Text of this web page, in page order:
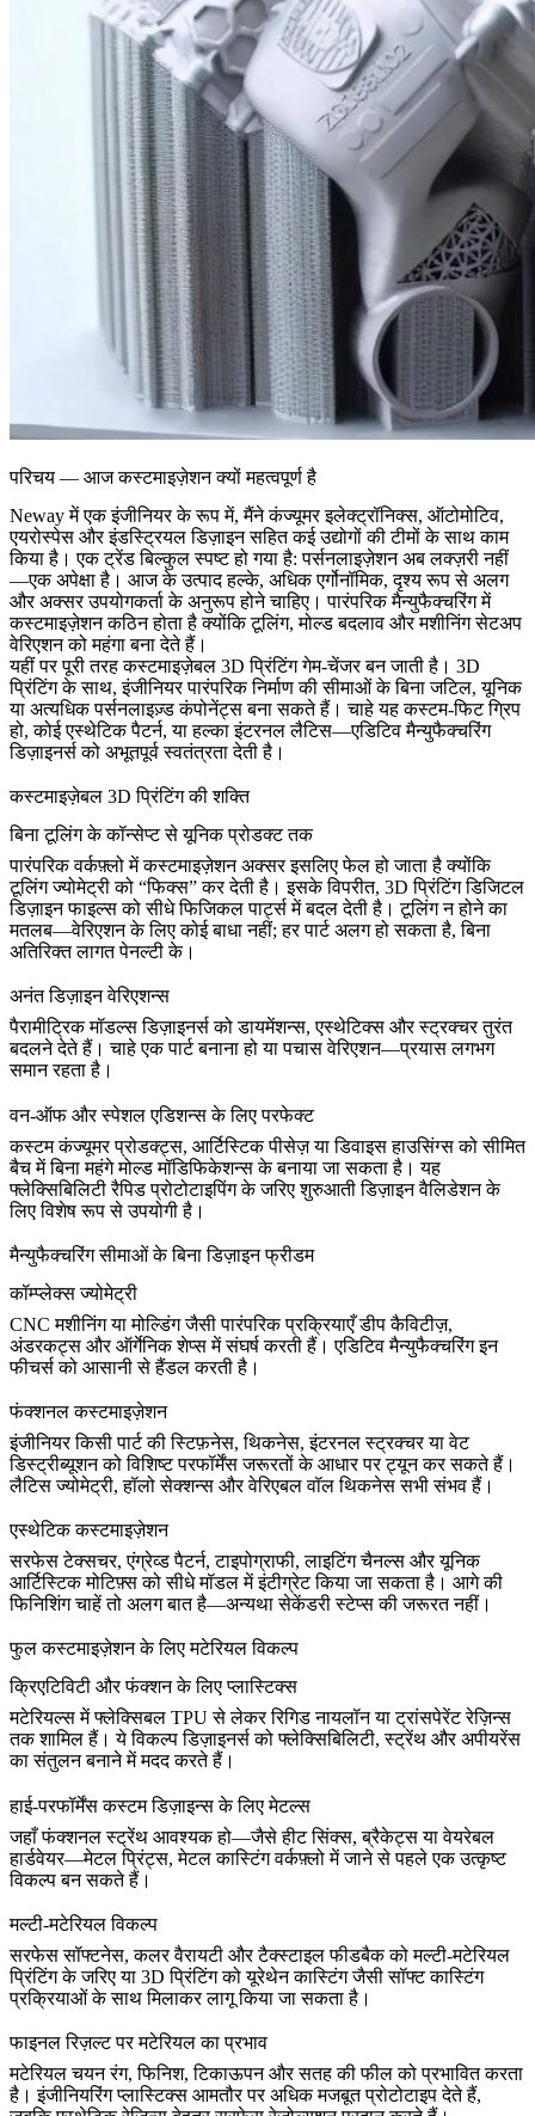
परिचय — आज कस्टमाइज़ेशन क्यों महत्वपूर्ण है
Neway में एक इंजीनियर के रूप में, मैंने कंज्यूमर इलेक्ट्रॉनिक्स, ऑटोमोटिव,
एयरोस्पेस और इंडस्ट्रियल डिज़ाइन सहित कई उद्योगों की टीमों के साथ काम
किया है। एक ट्रेंड बिल्कुल स्पष्ट हो गया है: पर्सनलाइज़ेशन अब लक्ज़री नहीं
—एक अपेक्षा है। आज के उत्पाद हल्के, अधिक एर्गोनॉमिक, दृश्य रूप से अलग
और अक्सर उपयोगकर्ता के अनुरूप होने चाहिए। पारंपरिक मैन्युफैक्चरिंग में
कस्टमाइज़ेशन कठिन होता है क्योंकि टूलिंग, मोल्ड बदलाव और मशीनिंग सेटअप
वेरिएशन को महंगा बना देते हैं।
यहीं पर पूरी तरह कस्टमाइज़ेबल 3D प्रिंटिंग गेम-चेंजर बन जाती है। 3D
प्रिंटिंगके साथ, इंजीनियर पारंपरिक निर्माण की सीमाओं के बिना जटिल, यूनिक
या अत्यधिक पर्सनलाइज़्ड कंपोनेंट्स बना सकते हैं। चाहे यह कस्टम-फिट ग्रिप
हो, कोई एस्थेटिक पैटर्न, या हल्का इंटरनल लैटिस—एडिटिव मैन्युफैक्चरिंग
डिज़ाइनर्स को अभूतपूर्व स्वतंत्रता देती है।
कस्टमाइज़ेबल 3D प्रिंटिंग की शक्ति
बिना टूलिंग के कॉन्सेप्ट से यूनिक प्रोडक्ट तक
पारंपरिक वर्कफ़्लो में कस्टमाइज़ेशन अक्सर इसलिए फेल हो जाता है क्योंकि
टूलिंग ज्योमेट्री को “फिक्स” कर देती है। इसके विपरीत, 3D प्रिंटिंग डिजिटल
डिज़ाइन फाइल्स को सीधे फिजिकल पार्ट्स में बदल देती है। टूलिंग न होने का
मतलब—वेरिएशन के लिए कोई बाधा नहीं; हर पार्ट अलग हो सकता है, बिना
अतिरिक्त लागत पेनल्टी के।
अनंत डिज़ाइन वेरिएशन्स
पैरामीट्रिक मॉडल्स डिज़ाइनर्स को डायमेंशन्स, एस्थेटिक्स और स्ट्रक्चर तुरंत
बदलने देते हैं। चाहे एक पार्ट बनाना हो या पचास वेरिएशन—प्रयास लगभग
समान रहता है।
वन-ऑफ और स्पेशल एडिशन्स के लिए परफेक्ट
कस्टम कंज्यूमर प्रोडक्ट्स, आर्टिस्टिक पीसेज़ या डिवाइस हाउसिंग्स को सीमित
बैच में बिना महंगे मोल्ड मॉडिफिकेशन्स के बनाया जा सकता है। यह
फ्लेक्सिबिलिटीरैपिड प्रोटोटाइपिंगके जरिए शुरुआती डिज़ाइन वैलिडेशन के
लिए विशेष रूप से उपयोगी है।
मैन्युफैक्चरिंग सीमाओं के बिना डिज़ाइन फ्रीडम
कॉम्प्लेक्स ज्योमेट्री
CNC मशीनिंगया मोल्डिंग जैसी पारंपरिक प्रक्रियाएँ डीप कैविटीज़,
अंडरकट्स और ऑर्गेनिक शेप्स में संघर्ष करती हैं। एडिटिव मैन्युफैक्चरिंग इन
फीचर्स को आसानी से हैंडल करती है।
फंक्शनल कस्टमाइज़ेशन
इंजीनियर किसी पार्ट की स्टिफ़नेस, थिकनेस, इंटरनल स्ट्रक्चर या वेट
डिस्ट्रीब्यूशन को विशिष्ट परफॉर्मेंस जरूरतों के आधार पर ट्यून कर सकते हैं।
लैटिस ज्योमेट्री, हॉलो सेक्शन्स और वेरिएबल वॉल थिकनेस सभी संभव हैं।
एस्थेटिक कस्टमाइज़ेशन
सरफेस टेक्सचर, एंग्रेव्ड पैटर्न, टाइपोग्राफी, लाइटिंग चैनल्स और यूनिक
आर्टिस्टिक मोटिफ़्स को सीधे मॉडल में इंटीग्रेट किया जा सकता है। आगे की
फिनिशिंग चाहें तो अलग बात है—अन्यथा सेकेंडरी स्टेप्स की जरूरत नहीं।
फुल कस्टमाइज़ेशन के लिए मटेरियल विकल्प
क्रिएटिविटी और फंक्शन के लिए प्लास्टिक्स
मटेरियल्स में फ्लेक्सिबल TPU से लेकर रिगिड नायलॉन या ट्रांसपेरेंट रेज़िन्स
तक शामिल हैं। ये विकल्प डिज़ाइनर्स को फ्लेक्सिबिलिटी, स्ट्रेंथ और अपीयरेंस
का संतुलन बनाने में मदद करते हैं।
हाई-परफॉर्मेंस कस्टम डिज़ाइन्स के लिए मेटल्स
जहाँ फंक्शनल स्ट्रेंथ आवश्यक हो—जैसे हीट सिंक्स, ब्रैकेट्स या वेयरेबल
हार्डवेयर—मेटल प्रिंट्स,मेटल कास्टिंगवर्कफ़्लो में जाने से पहले एक उत्कृष्ट
विकल्प बन सकते हैं।
मल्टी-मटेरियल विकल्प
सरफेस सॉफ्टनेस, कलर वैरायटी और टैक्स्टाइल फीडबैक को मल्टी-मटेरियल
प्रिंटिंग के जरिए या 3D प्रिंटिंग कोयूरेथेन कास्टिंगजैसी सॉफ्ट कास्टिंग
प्रक्रियाओं के साथ मिलाकर लागू किया जा सकता है।
फाइनल रिज़ल्ट पर मटेरियल का प्रभाव
मटेरियल चयन रंग, फिनिश, टिकाऊपन और सतह की फील को प्रभावित करता
है। इंजीनियरिंग प्लास्टिक्स आमतौर पर अधिक मजबूत प्रोटोटाइप देते हैं,